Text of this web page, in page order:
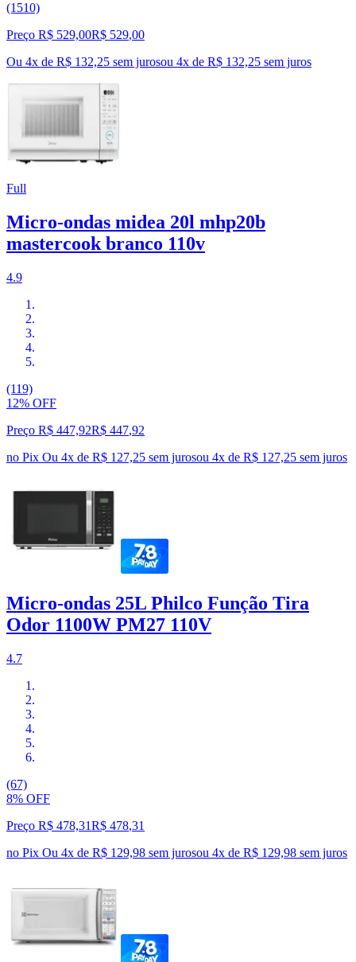
(1510)
Preço R$ 529,00R$ 529,00
Ou 4x de R$ 132,25 sem jurosou 4x de R$ 132,25 sem juros
Full
Micro-ondas midea 20l mhp20b
mastercook branco 110v
4.9
(119)
12% OFF
Preço R$ 447,92R$ 447,92
no Pix Ou 4x de R$ 127,25 sem jurosou 4x de R$ 127,25 sem juros
Micro-ondas 25L Philco Função Tira
Odor 1100W PM27 110V
4.7
(67)
8% OFF
Preço R$ 478,31R$ 478,31
no Pix Ou 4x de R$ 129,98 sem jurosou 4x de R$ 129,98 sem juros